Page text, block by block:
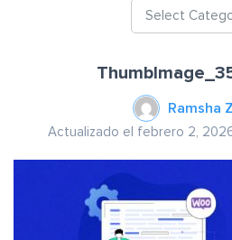
Select
Ramsha
Actualizado el febrero 2,